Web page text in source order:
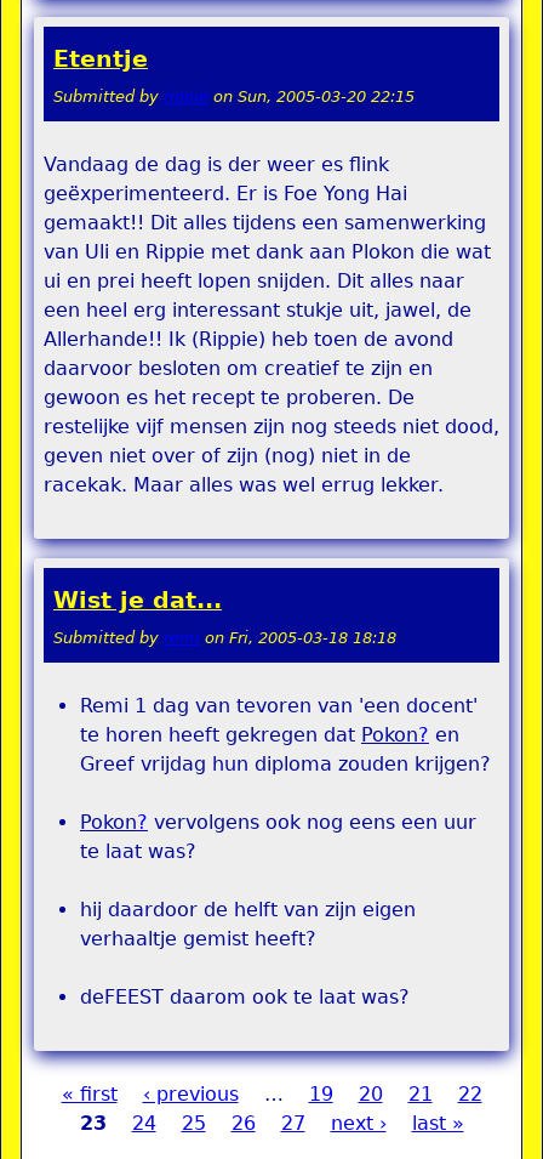
Etentje
Submitted by rippie on Sun, 2005-03-20 22:15
Vandaag de dag is der weer es flink
geëxperimenteerd. Er is Foe Yong Hai
gemaakt!! Dit alles tijdens een samenwerking
van Uli en Rippie met dank aan Plokon die wat
ui en prei heeft lopen snijden. Dit alles naar
een heel erg interessant stukje uit, jawel, de
Allerhande!! Ik (Rippie) heb toen de avond
daarvoor besloten om creatief te zijn en
gewoon es het recept te proberen. De
restelijke vijf mensen zijn nog steeds niet dood,
geven niet over of zijn (nog) niet in de
racekak. Maar alles was wel errug lekker.
Wist je dat...
Submitted by remi on Fri, 2005-03-18 18:18
Remi 1 dag van tevoren van 'een docent'
te horen heeft gekregen dat Pokon? en
Greef vrijdag hun diploma zouden krijgen?
Pokon? vervolgens ook nog eens een uur
te laat was?
hij daardoor de helft van zijn eigen
verhaaltje gemist heeft?
deFEEST daarom ook te laat was?
Pages
« first ‹ previous … 19 20 21
22
23
24 25 26 27 next › last »